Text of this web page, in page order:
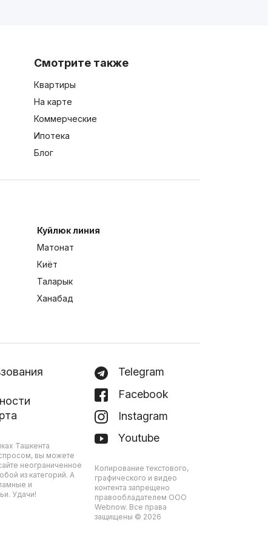
Смотрите также
Квартиры
На карте
Коммерческие
Ипотека
Блог
Куйлюк линия
Матонат
Киёт
Таларык
Ханабад
Ташкента
вы можете
неограниченное
из категорий. А
и
Удачи!
Telegram
Facebook
Instagram
Youtube
Копирование текстового,
графического и видео
контента запрещено
правообладателем ООО
Webnow. Все права
защищены © 2026